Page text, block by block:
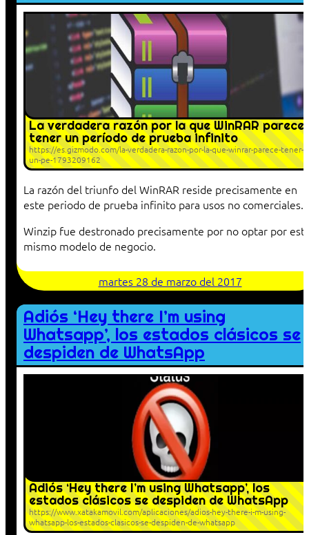
La verdadera razón por la que WinRAR parece
tener un período de prueba infinito
https://es.gizmodo.com/la-verdadera-razon-por-la-que-winrar-parece-tener-
un-pe-1793209162
La razón del triunfo del WinRAR reside precisamente en
este periodo de prueba infinito para usos no comerciales.
Winzip fue destronado precisamente por no optar por
mismo modelo de negocio.
martes 28 de marzo del 2017
Adiós ‘Hey there I’m using
Whatsapp’, los estados clásicos se
despiden de WhatsApp
Adiós ‘Hey there I’m using Whatsapp’, los
estados clásicos se despiden de WhatsApp
https://www.xatakamovil.com/aplicaciones/adios-hey-there-i-m-using-
whatsapp-los-estados-clasicos-se-despiden-de-whatsapp